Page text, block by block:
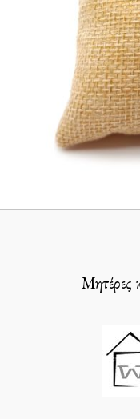
Μητέρες